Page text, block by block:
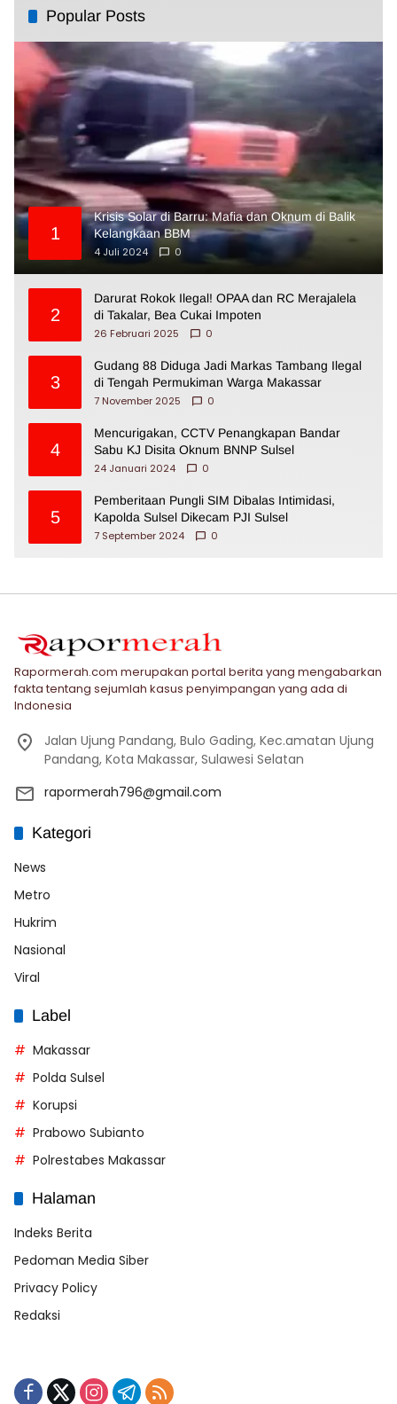
Popular Posts
1
Krisis Solar di Barru: Mafia dan Oknum di Balik
Kelangkaan BBM
4 Juli 2024
0
2
Darurat Rokok Ilegal! OPAA dan RC Merajalela
di Takalar, Bea Cukai Impoten
26 Februari 2025
0
3
Gudang 88 Diduga Jadi Markas Tambang Ilegal
di Tengah Permukiman Warga Makassar
7 November 2025
0
4
Mencurigakan, CCTV Penangkapan Bandar
Sabu KJ Disita Oknum BNNP Sulsel
24 Januari 2024
0
5
Pemberitaan Pungli SIM Dibalas Intimidasi,
Kapolda Sulsel Dikecam PJI Sulsel
7 September 2024
0
Rapormerah.com merupakan portal berita yang mengabarkan
fakta tentang sejumlah kasus penyimpangan yang ada di
Indonesia
Jalan Ujung Pandang, Bulo Gading, Kec.amatan Ujung
Pandang, Kota Makassar, Sulawesi Selatan
rapormerah796@gmail.com
Kategori
News
Metro
Hukrim
Nasional
Viral
Label
Makassar
Polda Sulsel
Korupsi
Prabowo Subianto
Polrestabes Makassar
Halaman
Indeks Berita
Pedoman Media Siber
Privacy Policy
Redaksi